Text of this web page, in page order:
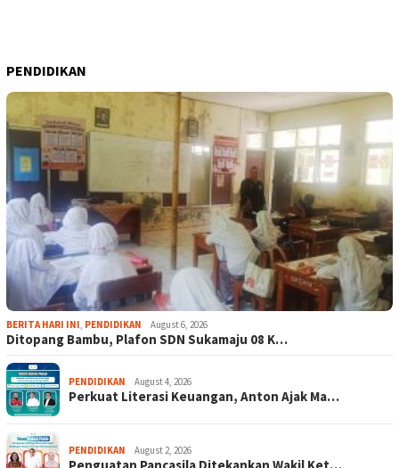
PENDIDIKAN
BERITA HARI INI, PENDIDIKAN August 6, 2026
Ditopang Bambu, Plafon SDN Sukamaju 08 K…
PENDIDIKAN August 4, 2026
Perkuat Literasi Keuangan, Anton Ajak Ma…
PENDIDIKAN August 2, 2026